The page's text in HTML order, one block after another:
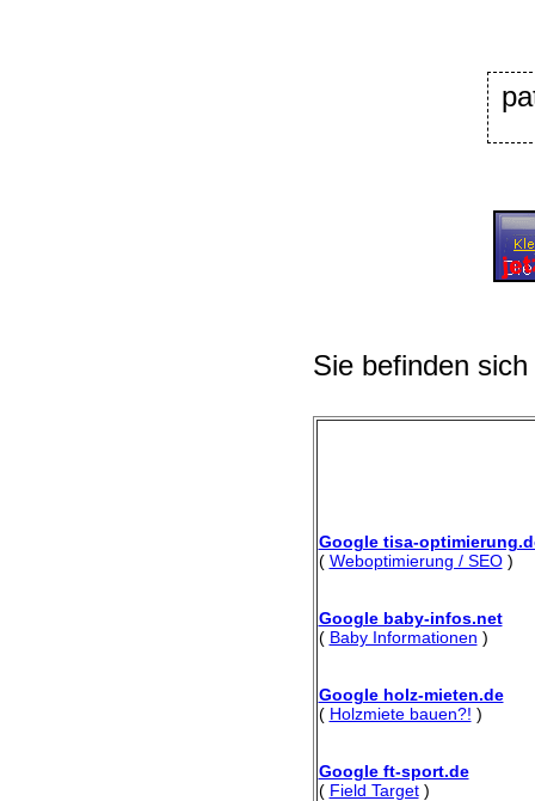
Sie befinden
Google tisa-
( Weboptimierung / SEO)
Google baby-infos.net
( Baby Informationen )
Google holz-mieten.de
( Holzmiete bauen?! )
Google ft-sport.de
( Field Target)